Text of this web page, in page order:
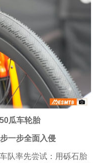
瓜车轮胎
一步全面入侵
队率先尝试：用砾石胎